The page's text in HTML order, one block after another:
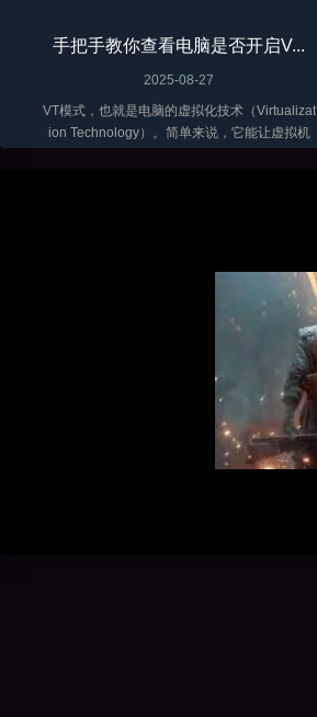
手把手教你查看电脑是否开启V...
2025-08-27
VT模式，也就是电脑的虚拟化技术（Virtualizat
ion Technology）。简单来说，它能让虚拟机